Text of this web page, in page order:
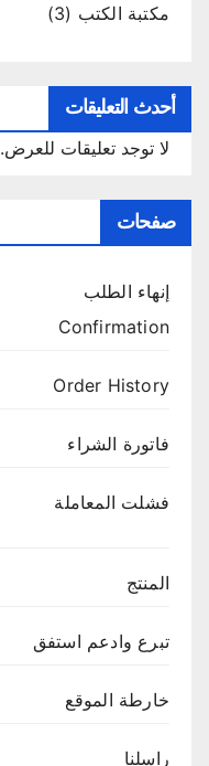
مكتبة الكتب (3)
أحدث التعليقات
لا توجد تعليقات للعرض.
صفحات
إنهاء الطلب
Confirmation
Order History
فاتورة الشراء
فشلت المعاملة
المنتج
تبرع وادعم استفق
خارطة الموقع
راسلنا